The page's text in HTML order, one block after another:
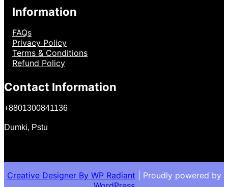
Information
FAQs
Privacy Policy
Terms & Conditions
Refund Policy
Contact Information
+8801300841136
Dumki, Pstu
Creative Designer By WP Radiant | Proudly powered by